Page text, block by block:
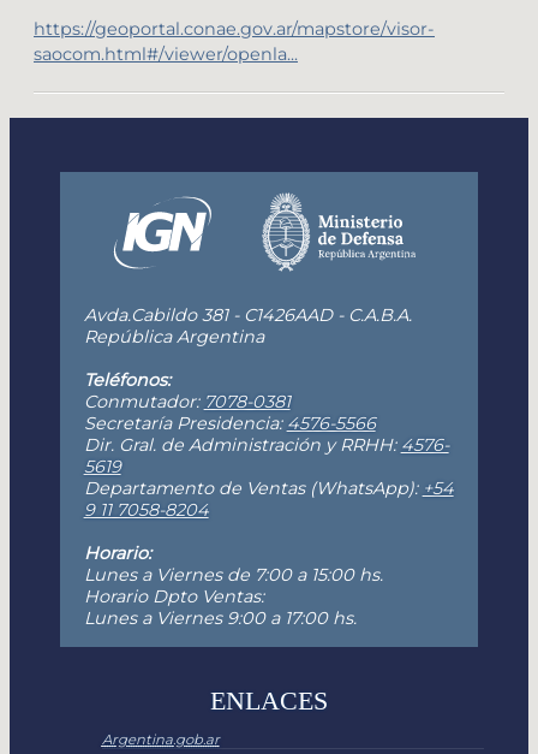
https://geoportal.conae.gov.ar/mapstore/visor-
saocom.html#/viewer/openla...
Avda.Cabildo 381 - C1426AAD - C.A.B.A.
República Argentina
Teléfonos:
Conmutador: 7078-0381
Secretaría Presidencia: 4576-5566
Dir. Gral. de Administración y RRHH: 4576-
5619
Departamento de Ventas (WhatsApp): +54
9 11 7058-8204
Horario:
Lunes a Viernes de 7:00 a 15:00 hs.
Horario Dpto Ventas:
Lunes a Viernes 9:00 a 17:00 hs.
ENLACES
Argentina.gob.ar